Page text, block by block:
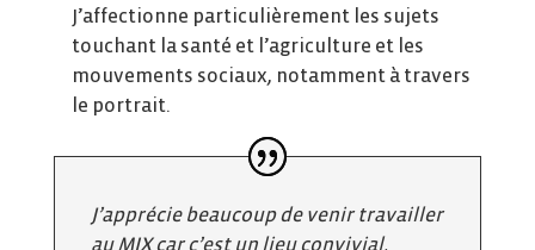
J’affectionne particulièrement les sujets
touchant la santé et l’agriculture et les
mouvements sociaux, notamment à travers
le portrait.
J’apprécie beaucoup de venir travailler
au MIX car c’est un lieu convivial,